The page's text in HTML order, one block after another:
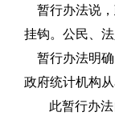
暂行办法说
挂钩。公民、
暂行办法明
政府统计机构
此暂行办